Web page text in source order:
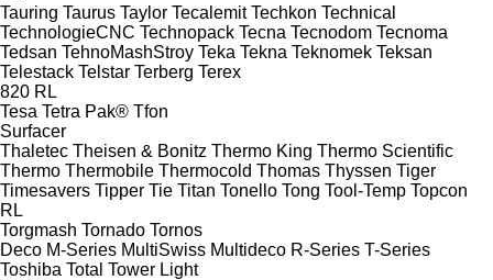
Tauring Taurus Taylor Tecalemit Techkon Technical
TechnologieCNC Technopack Tecna Tecnodom Tecnoma
Tedsan TehnoMashStroy Teka Tekna Teknomek Teksan
Telestack Telstar Terberg Terex
820 RL
Tesa Tetra Pak® Tfon
Surfacer
Thaletec Theisen & Bonitz Thermo King Thermo Scientific
Thermo Thermobile Thermocold Thomas Thyssen Tiger
Timesavers Tipper Tie Titan Tonello Tong Tool-Temp Topcon
RL
Torgmash Tornado Tornos
Deco M-Series MultiSwiss Multideco R-Series T-Series
Toshiba Total Tower Light